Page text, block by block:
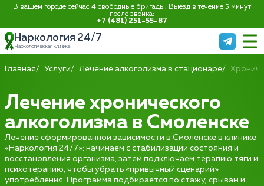
В вашем городе сейчас 4 свободные бригады. Выезд в течение 5 минут
после звонка:
+7 (481) 251-55-87
Наркология 24/7
Наркологическая клиника
Главная Услуги Лечение алкоголизма в стационаре
Лечение хронического
алкоголизма в Смоленске
Лечение сформированной зависимости в Смоленске в клинике
«Наркология 24/7»: начинаем с стабилизации состояния и
восстановления организма, затем подключаем терапию тяги и
психотерапию, чтобы убрать «привычный сценарий»
употребления. Программа подбирается по стажу, срывам и